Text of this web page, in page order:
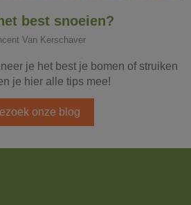
best snoeien?
Van Kerschaver
je het best je bomen of struiken
je hier alle tips mee!
onze blog